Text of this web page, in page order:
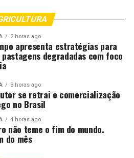
o trabalho”, finalizou.
no Colina Verde, a
de promover
com inclusão social,
tenham acesso ao direito à
uma cidade cada vez mais
de vida.
2 horas ago
apresenta estratégias para
degradadas com foco
3 horas ago
se retrai e comercialização
no Brasil
4 horas ago
não teme o fim do mundo.
do mês